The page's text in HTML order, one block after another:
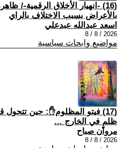
(16) -انهيار الأخلاق الرقمية-/
بالأعراض بسبب الاختلاف بالراي
اسعد عبدالله عبدعلي
2026 / 8 / 8
مواضيع وابحاث سياسية
(17) فيتو المظلوم✋: حين تتحول
ظلمٍ في الخارج …
مروان صباح
2026 / 8 / 8